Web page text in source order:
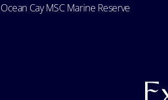
Ocean Cay MSC Marine Reserve